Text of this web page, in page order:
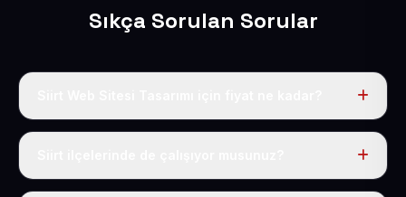
Sıkça Sorulan Sorular
Siirt dahil Türkiye’nin her yerinde geçerli yıllık tek
Elbette; Siirt iline bağlı bütün ilçelere uzaktan ve